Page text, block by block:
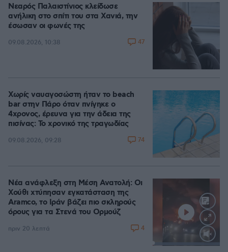
Νεαρός Παλαιστίνιος κλείδωσε
ανήλικη στο σπίτι του στα Χανιά, την
έσωσαν οι φωνές της
09.08.2026, 10:38 47
Χωρίς ναυαγοσώστη ήταν το beach
bar στην Πάρο όταν πνίγηκε ο
4χρονος, έρευνα για την άδεια της
πισίνας: Το χρονικό της τραγωδίας
09.08.2026, 09:28 74
Loaded :
Νέα ανάφλεξη στη Μέση Ανατολή: Οι
Χούθι χτύπησαν εγκατάσταση της
Aramco, το Ιράν βάζει πιο σκληρούς
όρους για τα Στενά του Ορμούζ
πριν 20 λεπτά 4